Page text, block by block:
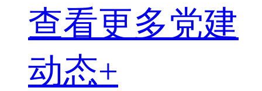
查看更多党建
动态+